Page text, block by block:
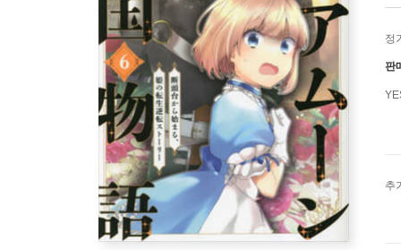
정
판
추